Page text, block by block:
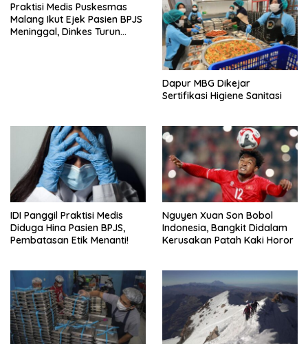
Praktisi Medis Puskesmas
Malang Ikut Ejek Pasien BPJS
Meninggal, Dinkes Turun
Dapur MBG Dikejar
Sertifikasi Higiene Sanitasi
IDI Panggil Praktisi Medis
Diduga Hina Pasien BPJS,
Pembatasan Etik Menanti!
Nguyen Xuan Son Bobol
Indonesia, Bangkit Didalam
Kerusakan Patah Kaki Horor